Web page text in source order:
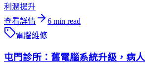
利潤提升
查看詳情
6 min read
電腦維修
屯門診所：舊電腦系統升級，病